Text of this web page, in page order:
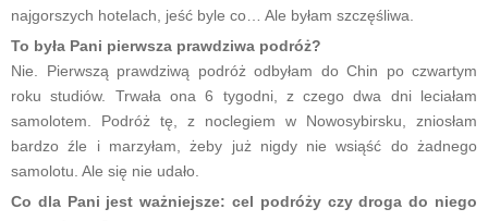
najgorszych hotelach, jeść byle co… Ale byłam szczęśliwa.
To była Pani pierwsza prawdziwa podróż?
Nie. Pierwszą prawdziwą podróż odbyłam do Chin po czwartym
roku studiów. Trwała ona 6 tygodni, z czego dwa dni leciałam
samolotem. Podróż tę, z noclegiem w Nowosybirsku, zniosłam
bardzo źle i marzyłam, żeby już nigdy nie wsiąść do żadnego
samolotu. Ale się nie udało.
Co dla Pani jest ważniejsze: cel podróży czy droga do niego